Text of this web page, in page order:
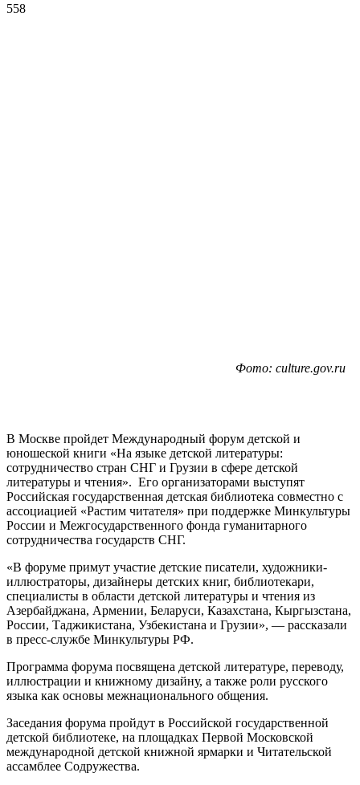
558
Фото: culture.gov.ru
В Москве пройдет Международный форум детской и
юношеской книги «На языке детской литературы:
сотрудничество стран СНГ и Грузии в сфере детской
литературы и чтения». Его организаторами выступят
Российская государственная детская библиотека совместно с
ассоциацией «Растим читателя» при поддержке Минкультуры
России и Межгосударственного фонда гуманитарного
сотрудничества государств СНГ.
«В форуме примут участие детские писатели, художники-
иллюстраторы, дизайнеры детских книг, библиотекари,
специалисты в области детской литературы и чтения из
Азербайджана, Армении, Беларуси, Казахстана, Кыргызстана,
России, Таджикистана, Узбекистана и Грузии», — рассказали
в пресс-службе Минкультуры РФ.
Программа форума посвящена детской литературе, переводу,
иллюстрации и книжному дизайну, а также роли русского
языка как основы межнационального общения.
Заседания форума пройдут в Российской государственной
детской библиотеке, на площадках Первой Московской
международной детской книжной ярмарки и Читательской
ассамблее Содружества.